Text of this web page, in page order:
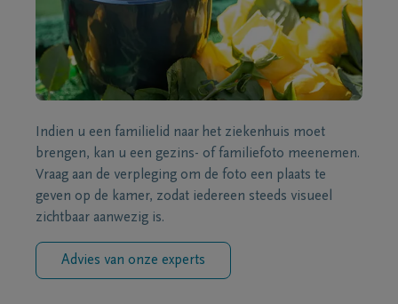
Indien u een familielid naar het ziekenhuis moet
brengen, kan u een gezins- of familiefoto meenemen.
Vraag aan de verpleging om de foto een plaats te
geven op de kamer, zodat iedereen steeds visueel
zichtbaar aanwezig is.
Advies van onze experts